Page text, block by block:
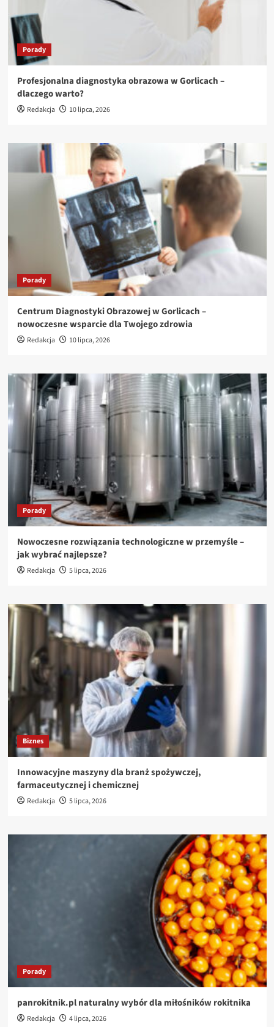
Porady
Profesjonalna diagnostyka obrazowa w Gorlicach –
dlaczego warto?
Redakcja 10 lipca, 2026
Porady
Centrum Diagnostyki Obrazowej w Gorlicach –
nowoczesne wsparcie dla Twojego zdrowia
Redakcja 10 lipca, 2026
Porady
Nowoczesne rozwiązania technologiczne w przemyśle –
jak wybrać najlepsze?
Redakcja 5 lipca, 2026
Biznes
Innowacyjne maszyny dla branż spożywczej,
farmaceutycznej i chemicznej
Redakcja 5 lipca, 2026
Porady
panrokitnik.pl naturalny wybór dla miłośników rokitnika
Redakcja 4 lipca, 2026